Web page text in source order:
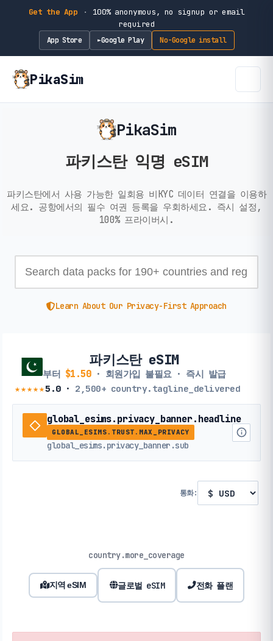
Get the App ·
100% anonymous, no signup or email
required
App Store ►Google Play No-Google install
PikaSim
PikaSim
파키스탄 익명 eSIM
파키스탄에서 사용 가능한 일회용 비KYC 데이터 연결을 이용하
세요. 공항에서의 필수 여권 등록을 우회하세요. 즉시 설정,
100% 프라이버시.
Learn About Our Privacy-First Approach
파키스탄 eSIM
부터 $1.50· 회원가입 불필요 · 즉시 발급
★★★★★5.0· 2,500+ country.tagline_delivered
global_esims.privacy_banner.headline
GLOBAL_ESIMS.TRUST.MAX_PRIVACY
global_esims.privacy_banner.sub
통화:
country.more_coverage
지역 eSIM 글로벌 eSIM 전화 플랜